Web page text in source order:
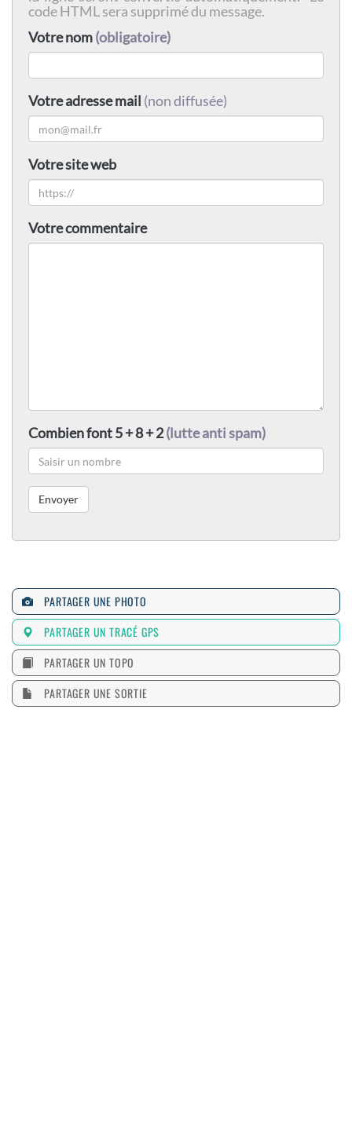
code HTML sera supprimé du message.
Votre nom(obligatoire)
Votre adresse mail (non diffusée)
Votre site web
Votre commentaire
Combien font 5 + 8 + 2(lutte anti spam)
PARTAGER UNE PHOTO
PARTAGER UN TRACÉ GPS
PARTAGER UN TOPO
PARTAGER UNE SORTIE